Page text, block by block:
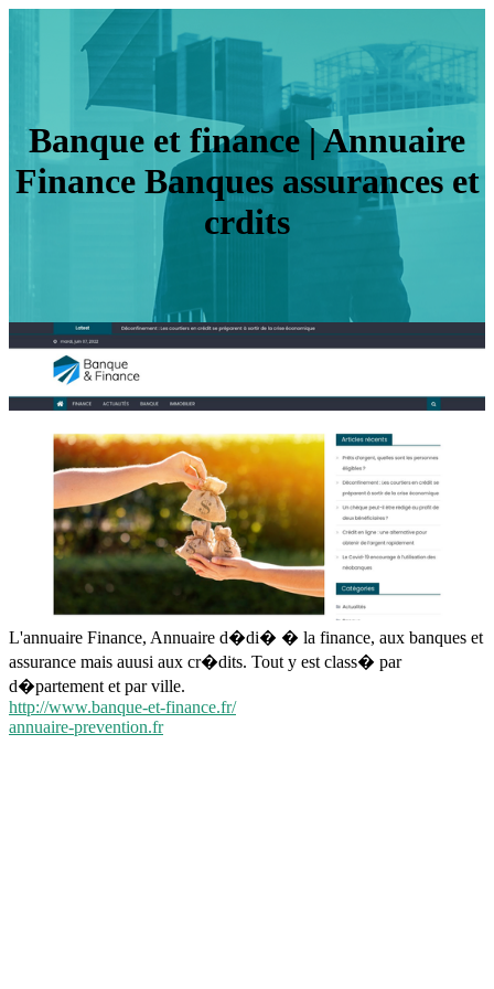
Banque et finance | Annuaire
Finance Banques assurances et
crdits
L'annuaire Finance, Annuaire d�di� � la finance, aux banques et
assurance mais auusi aux cr�dits. Tout y est class� par
d�partement et par ville.
http://www.banque-et-finance.fr/
annuaire-prevention.fr